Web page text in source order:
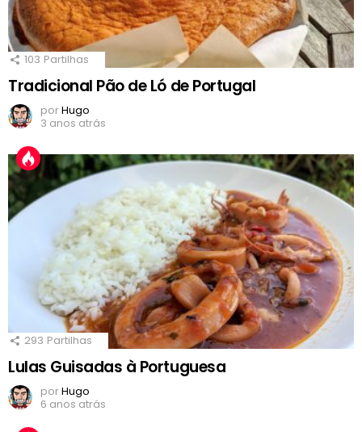
103 Partilhas
Tradicional Pão de Ló de Portugal
porHugo
3 anos atrás
293 Partilhas
Lulas Guisadas à Portuguesa
porHugo
6 anos atrás